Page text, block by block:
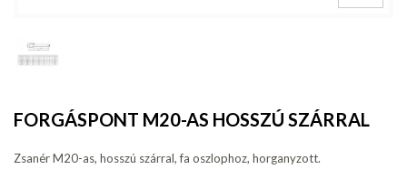
FORGÁSPONT M20-AS HOSSZÚ SZÁRRAL
Zsanér M20-as, hosszú szárral, fa oszlophoz, horganyzott.